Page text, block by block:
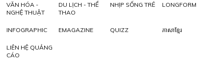
VĂN HÓA -
NGHỆ THUẬT
DU LỊCH - THỂ
THAO
NHỊP SỐNG TRẺ LONGFORM
INFOGRAPHIC EMAGAZINE QUIZZ ភាសាខ្មែរ
LIÊN HỆ QUẢNG
CÁO